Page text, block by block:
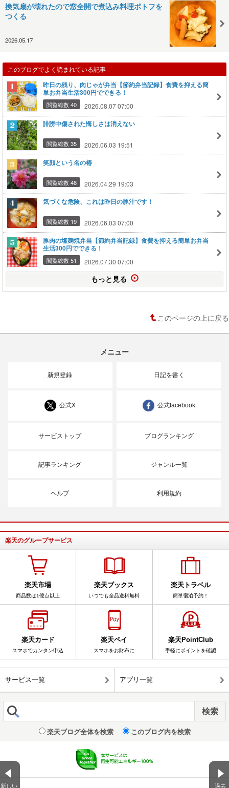
新しい 過去
換気扇が壊れたので窓全開で煮込み料理ポトフを
つくる
2026.05.17
このブログでよく読まれている記事
昨日の残り、肉じゃが弁当【節約弁当記録】食費を抑える簡
単お弁当生活300円でできる！
閲覧総数 40 2026.08.07 07:00
誹謗中傷された悔しさは消えない
閲覧総数 35 2026.06.03 19:51
笑顔という名の椿
閲覧総数 48 2026.04.29 19:03
気づくな危険、これは昨日の豚汁です！
閲覧総数 19 2026.06.03 07:00
豚肉の塩麹焼弁当【節約弁当記録】食費を抑える簡単お弁当
生活300円でできる！
閲覧総数 51 2026.07.30 07:00
もっと見る
このページの上に戻る
メニュー
新規登録 日記を書く
公式X 公式facebook
サービストップ ブログランキング
記事ランキング ジャンル一覧
ヘルプ 利用規約
楽天のグループサービス
楽天市場
商品数は1億点以上
楽天ブックス
いつでも全品送料無料
楽天トラベル
簡単宿泊予約！
楽天カード
スマホでカンタン申込
楽天ペイ
スマホをお財布に
楽天PointClub
手軽にポイントを確認
サービス一覧 アプリ一覧
楽天ブログ全体を検索 このブログ内を検索